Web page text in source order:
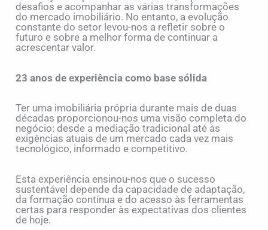
desafios e acompanhar as várias transformações
do mercado imobiliário. No entanto, a evolução
constante do setor levou-nos a refletir sobre o
futuro e sobre a melhor forma de continuar a
acrescentar valor.
23 anos de experiência como base sólida
Ter uma imobiliária própria durante mais de duas
décadas proporcionou-nos uma visão completa do
negócio: desde a mediação tradicional até às
exigências atuais de um mercado cada vez mais
tecnológico, informado e competitivo.
Esta experiência ensinou-nos que o sucesso
sustentável depende da capacidade de adaptação,
da formação contínua e do acesso às ferramentas
certas para responder às expectativas dos clientes
de hoje.